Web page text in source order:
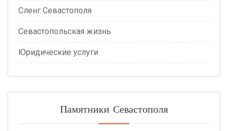
Сленг Севастополя
Севастопольская жизнь
Юридические услуги
Памятники Севастополя